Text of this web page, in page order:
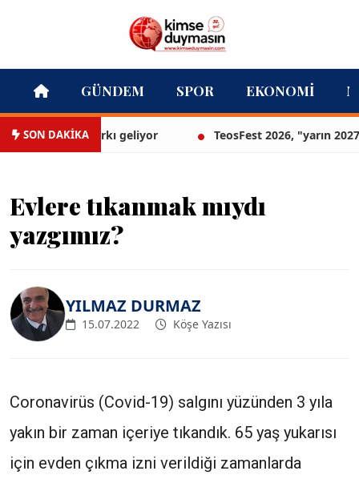
GÜNDEM SPOR EKONOMI
SON DAKİKA
lavanta parkı geliyor TeosFest 2026, "yarın 2027
Evlere tıkanmak mıydı
yazgımız?
YILMAZ DURMAZ
15.07.2022 Köşe Yazısı
Coronavirüs (Covid-19) salgını yüzünden 3 yıla
yakın bir zaman içeriye tıkandık. 65 yaş yukarısı
için evden çıkma izni verildiği zamanlarda